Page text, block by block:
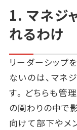
1. マネジ
れるわけ
リーダーシップ
ないのは、マネ
す。どちらも管
の関わりの中で
向けて部下やメ